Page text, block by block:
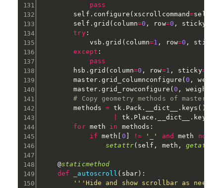
pass
        self
. configure ( xscrollcommand=self
        self
. grid ( column=0 , row=0 , sticky
try:
            vsb
.grid ( column=1 , row=0 , sticky
except :
pass
        hsb
. grid ( column=0 , row=1 , sticky=
        master
.grid_columnconfigure (0 ,
weight
        master
.grid_rowconfigure ( 0 , weight
# Copy geometry methods of master
        methods
= tk . Pack . __dict__ . keys ( )
tk. Place . __dict__ . keys
for meth in methods :
if meth 0 != '_' and meth not
setattr( self , meth , getattr
    @
staticmethod
def
_autoscroll ( sbar) :
'''Hide and show scrollbar as